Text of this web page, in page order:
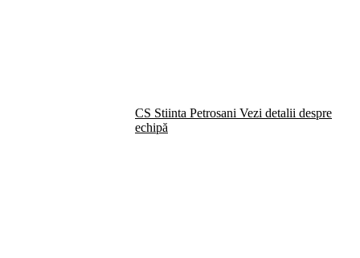
CS Stiinta Petrosani Vezi detalii despre
echipă